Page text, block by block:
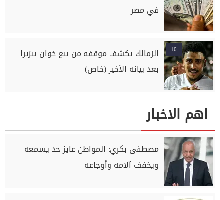
في مصر
10
الزمالك يكشف موقفه من بيع خوان بيزيرا
بعد بيانه الأخير (خاص)
اهم الاخبار
مصطفى بكري: المواطن عايز حد يسمعه
ويخفف آلامه وأوجاعه